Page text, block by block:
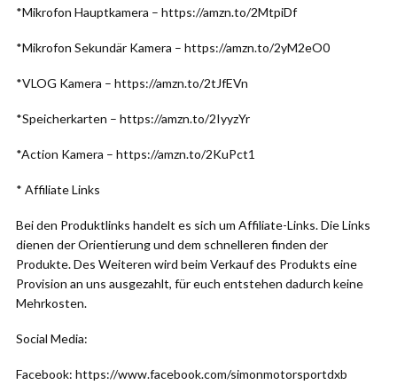
*Mikrofon Hauptkamera – https://amzn.to/2MtpiDf
*Mikrofon Sekundär Kamera – https://amzn.to/2yM2eO0
*VLOG Kamera – https://amzn.to/2tJfEVn
*Speicherkarten – https://amzn.to/2IyyzYr
*Action Kamera – https://amzn.to/2KuPct1
* Affiliate Links
Bei den Produktlinks handelt es sich um Affiliate-Links. Die Links
dienen der Orientierung und dem schnelleren finden der
Produkte. Des Weiteren wird beim Verkauf des Produkts eine
Provision an uns ausgezahlt, für euch entstehen dadurch keine
Mehrkosten.
Social Media:
Facebook: https://www.facebook.com/simonmotorsportdxb